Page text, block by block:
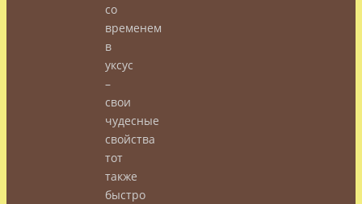
со
временем
в
уксус
–
свои
чудесные
свойства
тот
также
быстро